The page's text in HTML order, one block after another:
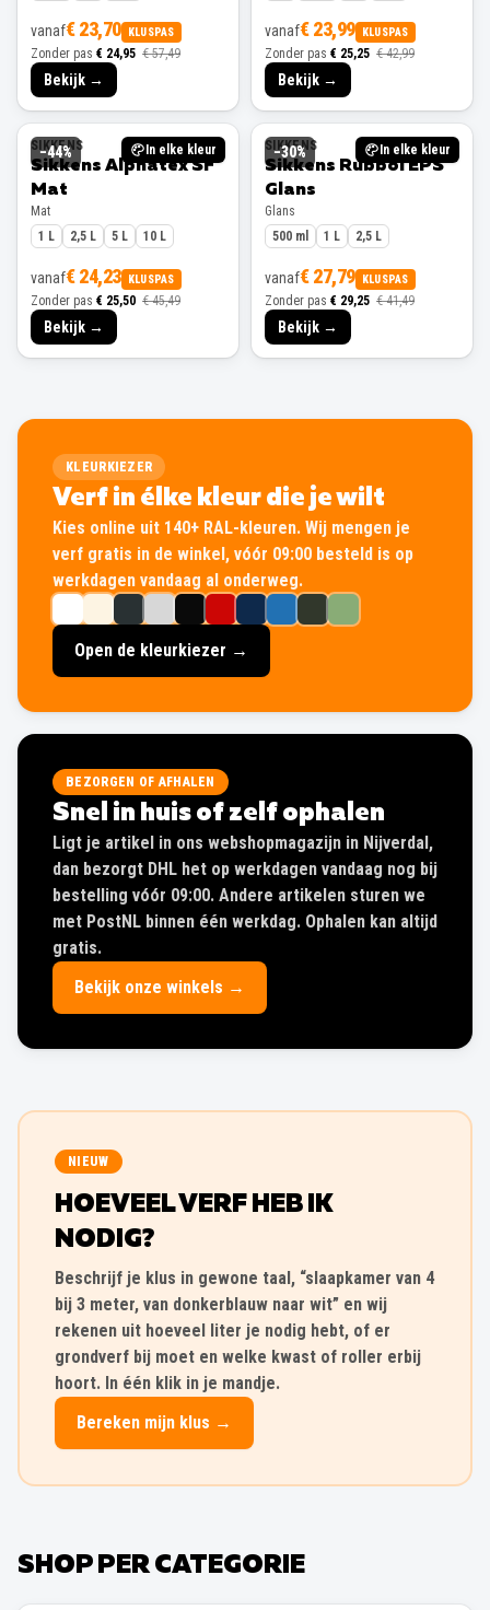
vanaf€ 23,70 KLUSPAS
Zonder pas € 24,95 € 57,49
Bekijk →
vanaf€ 23,99 KLUSPAS
Zonder pas € 25,25 € 42,99
Bekijk →
−44% In elke kleur
SIKKENS
Sikkens Alphatex SF
Mat
Mat
1 L
2,5 L 5 L 10 L
vanaf€ 24,23 KLUSPAS
Zonder pas € 25,50 € 45,49
Bekijk →
−30% In elke kleur
SIKKENS
Sikkens Rubbol EPS
Glans
Glans
500 ml
1 L 2,5 L
vanaf€ 27,79 KLUSPAS
Zonder pas € 29,25 € 41,49
Bekijk →
KLEURKIEZER
Verf in élke kleur die je wilt
Kies online uit 140+ RAL-kleuren. Wij mengen je
verf gratis in de winkel, vóór 09:00 besteld is op
werkdagen vandaag al onderweg.
Open de kleurkiezer →
BEZORGEN OF AFHALEN
Snel in huis of zelf ophalen
Ligt je artikel in ons webshopmagazijn in Nijverdal,
dan bezorgt DHL het op werkdagen vandaag nog bij
bestelling vóór 09:00. Andere artikelen sturen we
met PostNL binnen één werkdag. Ophalen kan altijd
gratis.
Bekijk onze winkels →
NIEUW
HOEVEEL VERF HEB IK
NODIG?
Beschrijf je klus in gewone taal, “slaapkamer van 4
bij 3 meter, van donkerblauw naar wit” en wij
rekenen uit hoeveel liter je nodig hebt, of er
grondverf bij moet en welke kwast of roller erbij
hoort. In één klik in je mandje.
Bereken mijn klus →
SHOP PER CATEGORIE